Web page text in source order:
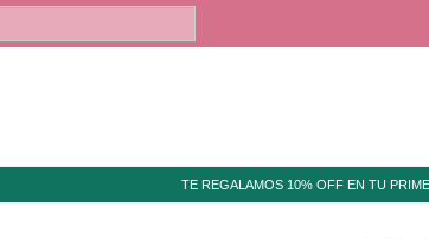
TE REGALAMOS 10% OFF EN TU